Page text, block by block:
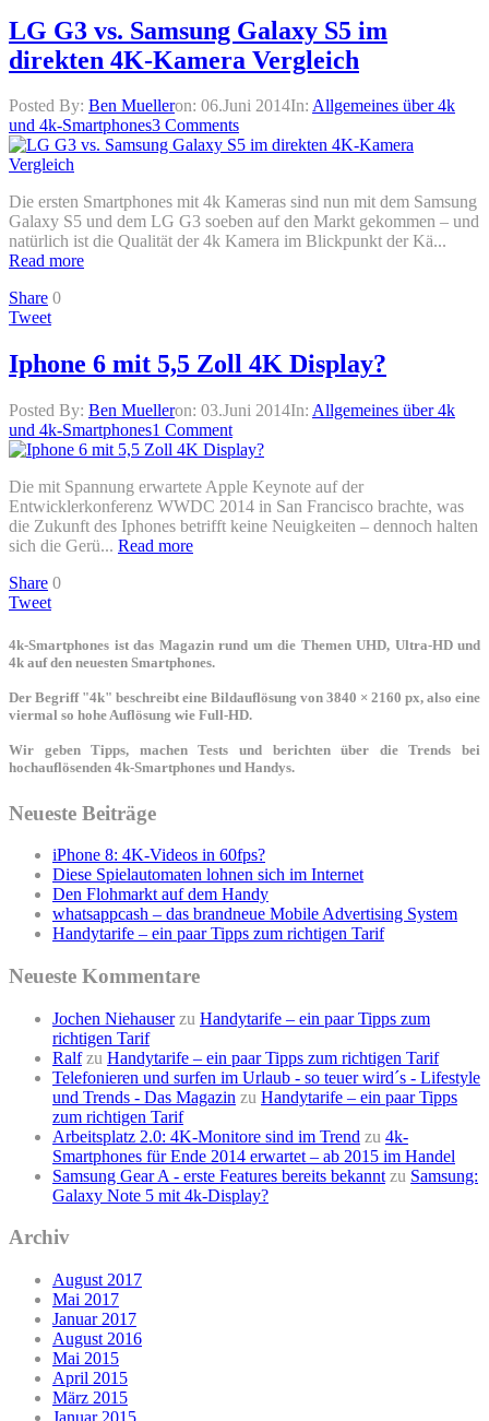
LG G3 vs. Samsung Galaxy S5 im
direkten 4K-Kamera Vergleich
Posted By: Ben Muelleron: 06.Juni 2014In: Allgemeines über 4k
und 4k-Smartphones3 Comments
Die ersten Smartphones mit 4k Kameras sind nun mit dem Samsung
Galaxy S5 und dem LG G3 soeben auf den Markt gekommen – und
natürlich ist die Qualität der 4k Kamera im Blickpunkt der Kä...
Read more
Share 0
Tweet
Iphone 6 mit 5,5 Zoll 4K Display?
Posted By: Ben Muelleron: 03.Juni 2014In: Allgemeines über 4k
und 4k-Smartphones1 Comment
Die mit Spannung erwartete Apple Keynote auf der
Entwicklerkonferenz WWDC 2014 in San Francisco brachte, was
die Zukunft des Iphones betrifft keine Neuigkeiten – dennoch halten
sich die Gerü... Read more
Share 0
Tweet
4k-Smartphones ist das Magazin rund um die Themen UHD, Ultra-HD und
4k auf den neuesten Smartphones.
Der Begriff "4k" beschreibt eine Bildauflösung von 3840 × 2160 px, also eine
viermal so hohe Auflösung wie Full-HD.
Wir geben Tipps, machen Tests und berichten über die Trends bei
hochauflösenden 4k-Smartphones und Handys.
Neueste Beiträge
iPhone 8: 4K-Videos in 60fps?
Diese Spielautomaten lohnen sich im Internet
Den Flohmarkt auf dem Handy
whatsappcash – das brandneue Mobile Advertising System
Handytarife – ein paar Tipps zum richtigen Tarif
Neueste Kommentare
Jochen Niehauserzu Handytarife – ein paar Tipps zum
richtigen Tarif
Ralfzu Handytarife – ein paar Tipps zum richtigen Tarif
Telefonieren und surfen im Urlaub - so teuer wird´s - Lifestyle
und Trends - Das Magazin zu Handytarife – ein paar Tipps
zum richtigen Tarif
Arbeitsplatz 2.0: 4K-Monitore sind im Trend zu 4k-
Smartphones für Ende 2014 erwartet – ab 2015 im Handel
Samsung Gear A - erste Features bereits bekannt zu Samsung:
Galaxy Note 5 mit 4k-Display?
Archiv
August 2017
Mai 2017
Januar 2017
August 2016
Mai 2015
April 2015
März 2015